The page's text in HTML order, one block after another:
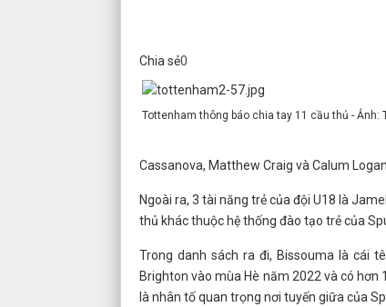
Chia sẻ0
Tottenham thông báo chia tay 11 cầu thủ - Ảnh:
Cassanova, Matthew Craig và Calum
Ngoài ra, 3 tài năng trẻ của đội U18 là
thủ khác thuộc hệ thống đào tạo trẻ của
Trong danh sách ra đi, Bissouma là cái
Brighton vào mùa Hè năm 2022 và có
là nhân tố quan trọng nơi tuyến giữa của